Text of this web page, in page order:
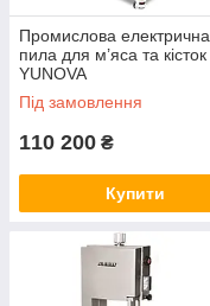
Промислова електрична
пила для м’яса та кісток
YUNOVA
Під замовлення
110 200 ₴
Купити